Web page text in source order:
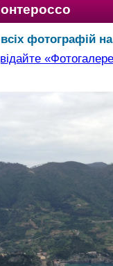
фотографій на